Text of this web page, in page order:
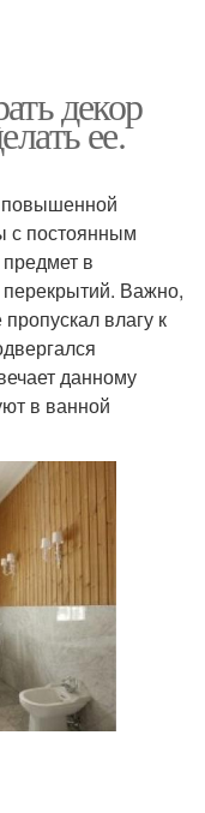
декор
ее.
повышенной
с постоянным
в
Важно,
влагу к
данному
в ванной